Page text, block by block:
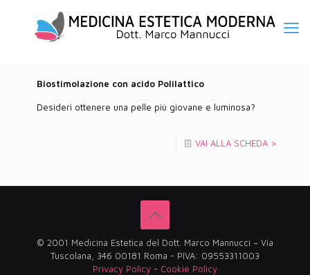
Biostimolazione con acido Polilattico
Desideri ottenere una pelle più giovane e luminosa?
VAI ALLA SCHEDA >
© 2001 Medicina Estetica del Dott. Marco Mannucci – Via
Tuscolana, 346 00181 Roma - PIVA: 09553311003
Privacy Policy - Cookie Policy